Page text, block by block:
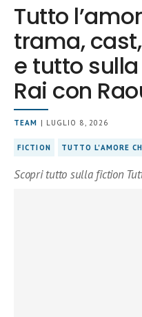
Tutto
trama,
e tutto
Rai con
TEAM | LUGLIO 8, 2026
FICTION TUTTO L'AMORE
Scopri tutto sulla fiction